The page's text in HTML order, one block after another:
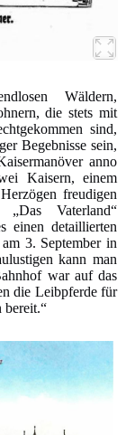
Wäldern,
die stets mit
sind,
Begebnisse sein,
anno
Kaisern, einem
freudigen
Vaterland“
einen detaillierten
3. September in
kann man
war auf das
die Leibpferde für
bereit.“